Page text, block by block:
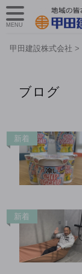
甲田建設株式会社 >
ブログ
新着
新着
MENU